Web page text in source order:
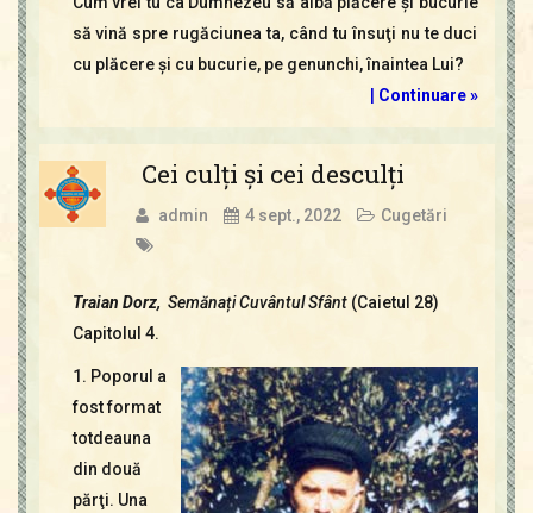
să vină spre rugăciunea ta, când tu însuţi nu te duci
cu plăcere şi cu bucurie, pe genunchi, înaintea Lui?
| Continuare »
Cei culţi şi cei desculţi
admin 4 sept., 2022 Cugetări
Traian Dorz, SemănațiCuvântul Sfânt (Caietul 28)
Capitolul 4.
1. Poporul a
fost format
totdeauna
din două
părţi. Una